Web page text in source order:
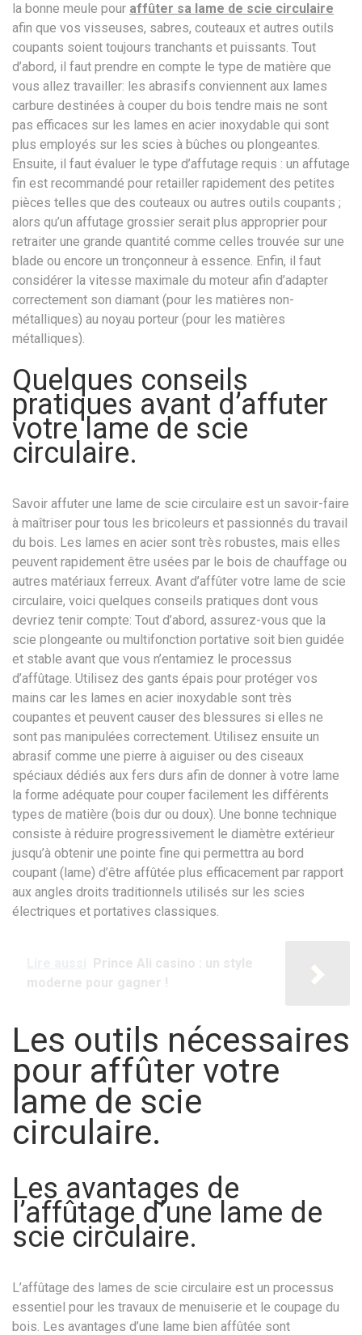
la bonne meule pour affûter sa lame de scie circulaire
afin que vos visseuses, sabres, couteaux et autres outils
coupants soient toujours tranchants et puissants. Tout
d’abord, il faut prendre en compte le type de matière que
vous allez travailler: les abrasifs conviennent aux lames
carbure destinées à couper du bois tendre mais ne sont
pas efficaces sur les lames en acier inoxydable qui sont
plus employés sur les scies à bûches ou plongeantes.
Ensuite, il faut évaluer le type d’affutage requis : un affutage
fin est recommandé pour retailler rapidement des petites
pièces telles que des couteaux ou autres outils coupants ;
alors qu’un affutage grossier serait plus approprier pour
retraiter une grande quantité comme celles trouvée sur une
blade ou encore un tronçonneur à essence. Enfin, il faut
considérer la vitesse maximale du moteur afin d’adapter
correctement son diamant (pour les matières non-
métalliques) au noyau porteur (pour les matières
métalliques).
Quelques conseils
pratiques avant d’affuter
votre lame de scie
circulaire.
Savoir affuter une lame de scie circulaire est un savoir-faire
à maîtriser pour tous les bricoleurs et passionnés du travail
du bois. Les lames en acier sont très robustes, mais elles
peuvent rapidement être usées par le bois de chauffage ou
autres matériaux ferreux. Avant d’affûter votre lame de scie
circulaire, voici quelques conseils pratiques dont vous
devriez tenir compte: Tout d’abord, assurez-vous que la
scie plongeante ou multifonction portative soit bien guidée
et stable avant que vous n’entamiez le processus
d’affûtage. Utilisez des gants épais pour protéger vos
mains car les lames en acier inoxydable sont très
coupantes et peuvent causer des blessures si elles ne
sont pas manipulées correctement. Utilisez ensuite un
abrasif comme une pierre à aiguiser ou des ciseaux
spéciaux dédiés aux fers durs afin de donner à votre lame
la forme adéquate pour couper facilement les différents
types de matière (bois dur ou doux). Une bonne technique
consiste à réduire progressivement le diamètre extérieur
jusqu’à obtenir une pointe fine qui permettra au bord
coupant (lame) d’être affûtée plus efficacement par rapport
aux angles droits traditionnels utilisés sur les scies
électriques et portatives classiques.
Prince Ali casino : un style
moderne pour gagner !
Les outils nécessaires
pour affûter votre
lame de scie
circulaire.
Les avantages de
l’affûtage d’une lame de
scie circulaire.
L’affûtage des lames de scie circulaire est un processus
essentiel pour les travaux de menuiserie et le coupage du
bois. Les avantages d’une lame bien affûtée sont